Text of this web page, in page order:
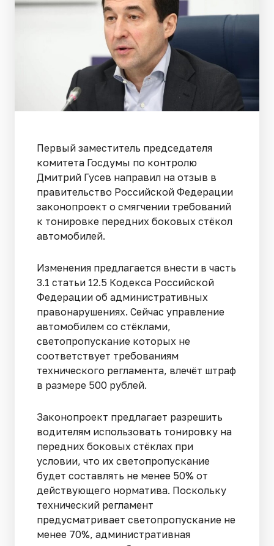
Первый заместитель председателя
комитета Госдумы по контролю
Дмитрий Гусев направил на отзыв в
правительство Российской Федерации
законопроект о смягчении требований
к тонировке передних боковых стёкол
автомобилей.
Изменения предлагается внести в часть
3.1 статьи 12.5 Кодекса Российской
Федерации об административных
правонарушениях. Сейчас управление
автомобилем со стёклами,
светопропускание которых не
соответствует требованиям
технического регламента, влечёт штраф
в размере 500 рублей.
Законопроект предлагает разрешить
водителям использовать тонировку на
передних боковых стёклах при
условии, что их светопропускание
будет составлять не менее 50% от
действующего норматива. Поскольку
технический регламент
предусматривает светопропускание не
менее 70%, административная